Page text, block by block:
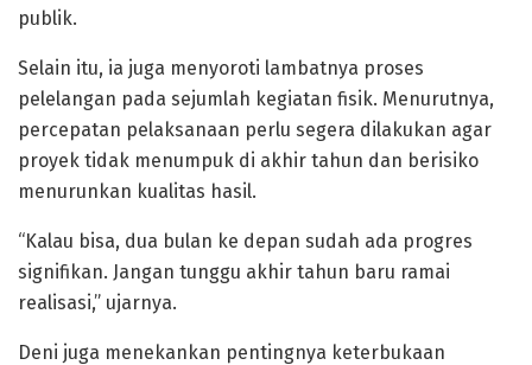
publik.
Selain itu, ia juga menyoroti lambatnya proses
pelelangan pada sejumlah kegiatan fisik. Menurutnya,
percepatan pelaksanaan perlu segera dilakukan agar
proyek tidak menumpuk di akhir tahun dan berisiko
menurunkan kualitas hasil.
“Kalau bisa, dua bulan ke depan sudah ada progres
signifikan. Jangan tunggu akhir tahun baru ramai
realisasi,” ujarnya.
Deni juga menekankan pentingnya keterbukaan